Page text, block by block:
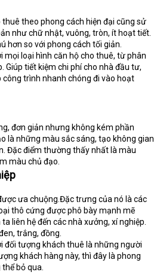
theo phong cách hiện đại cũng sử
như chữ nhật, vuông, tròn, ít hoạt tiết.
hơn so với phong cách tối giản.
mọi loại hình căn hộ cho thuê, từ phân
Giúp tiết kiệm chi phí cho nhà đầu tư,
trình nhanh chóng đi vào hoạt
đơn giản nhưng không kém phần
là những màu sắc sáng, tạo không gian
Đặc điểm thường thấy nhất là màu
màu chủ đạo.
ưa chuộng.Đặc trưng của nó là các
thô cứng được phô bày mạnh mẽ
liên hệ đến các nhà xưởng, xí nghiệp.
trắng, đồng.
đối tượng khách thuê là những người
khách hàng này, thì đây là phong
bỏ qua.